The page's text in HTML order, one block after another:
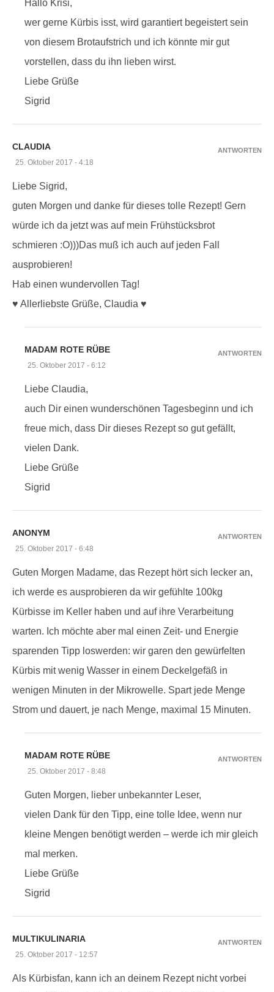
Hallo Krisi,
wer gerne Kürbis isst, wird garantiert begeistert sein
von diesem Brotaufstrich und ich könnte mir gut
vorstellen, dass du ihn lieben wirst.
Liebe Grüße
Sigrid
CLAUDIA
25. Oktober 2017 - 4:18
Liebe Sigrid,
guten Morgen und danke für dieses tolle Rezept! Gern
würde ich da jetzt was auf mein Frühstücksbrot
schmieren :O)))Das muß ich auch auf jeden Fall
ausprobieren!
Hab einen wundervollen Tag!
♥ Allerliebste Grüße, Claudia ♥
ANTWORTEN
MADAM ROTE RÜBE
25. Oktober 2017 - 6:12
Liebe Claudia,
auch Dir einen wunderschönen Tagesbeginn und ich
freue mich, dass Dir dieses Rezept so gut gefällt,
vielen Dank.
Liebe Grüße
Sigrid
ANTWORTEN
ANONYM
25. Oktober 2017 - 6:48
Guten Morgen Madame, das Rezept hört sich lecker an,
ich werde es ausprobieren da wir gefühlte 100kg
Kürbisse im Keller haben und auf ihre Verarbeitung
warten. Ich möchte aber mal einen Zeit- und Energie
sparenden Tipp loswerden: wir garen den gewürfelten
Kürbis mit wenig Wasser in einem Deckelgefäß in
wenigen Minuten in der Mikrowelle. Spart jede Menge
Strom und dauert, je nach Menge, maximal 15 Minuten.
ANTWORTEN
MADAM ROTE RÜBE
25. Oktober 2017 - 8:48
Guten Morgen, lieber unbekannter Leser,
vielen Dank für den Tipp, eine tolle Idee, wenn nur
kleine Mengen benötigt werden – werde ich mir gleich
mal merken.
Liebe Grüße
Sigrid
ANTWORTEN
MULTIKULINARIA
25. Oktober 2017 - 12:57
Als Kürbisfan, kann ich an deinem Rezept nicht vorbei
ANTWORTEN